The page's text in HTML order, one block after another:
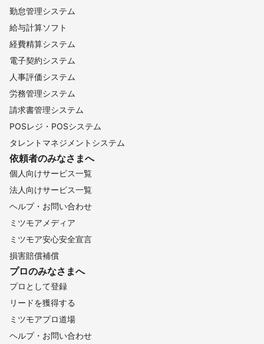
勤怠管理システム
給与計算ソフト
経費精算システム
電子契約システム
人事評価システム
労務管理システム
請求書管理システム
POSレジ・POSシステム
タレントマネジメントシステム
依頼者のみなさまへ
個人向けサービス一覧
法人向けサービス一覧
ヘルプ・お問い合わせ
ミツモアメディア
ミツモア安心安全宣言
損害賠償補償
プロのみなさまへ
プロとして登録
リードを獲得する
ミツモアプロ道場
ヘルプ・お問い合わせ